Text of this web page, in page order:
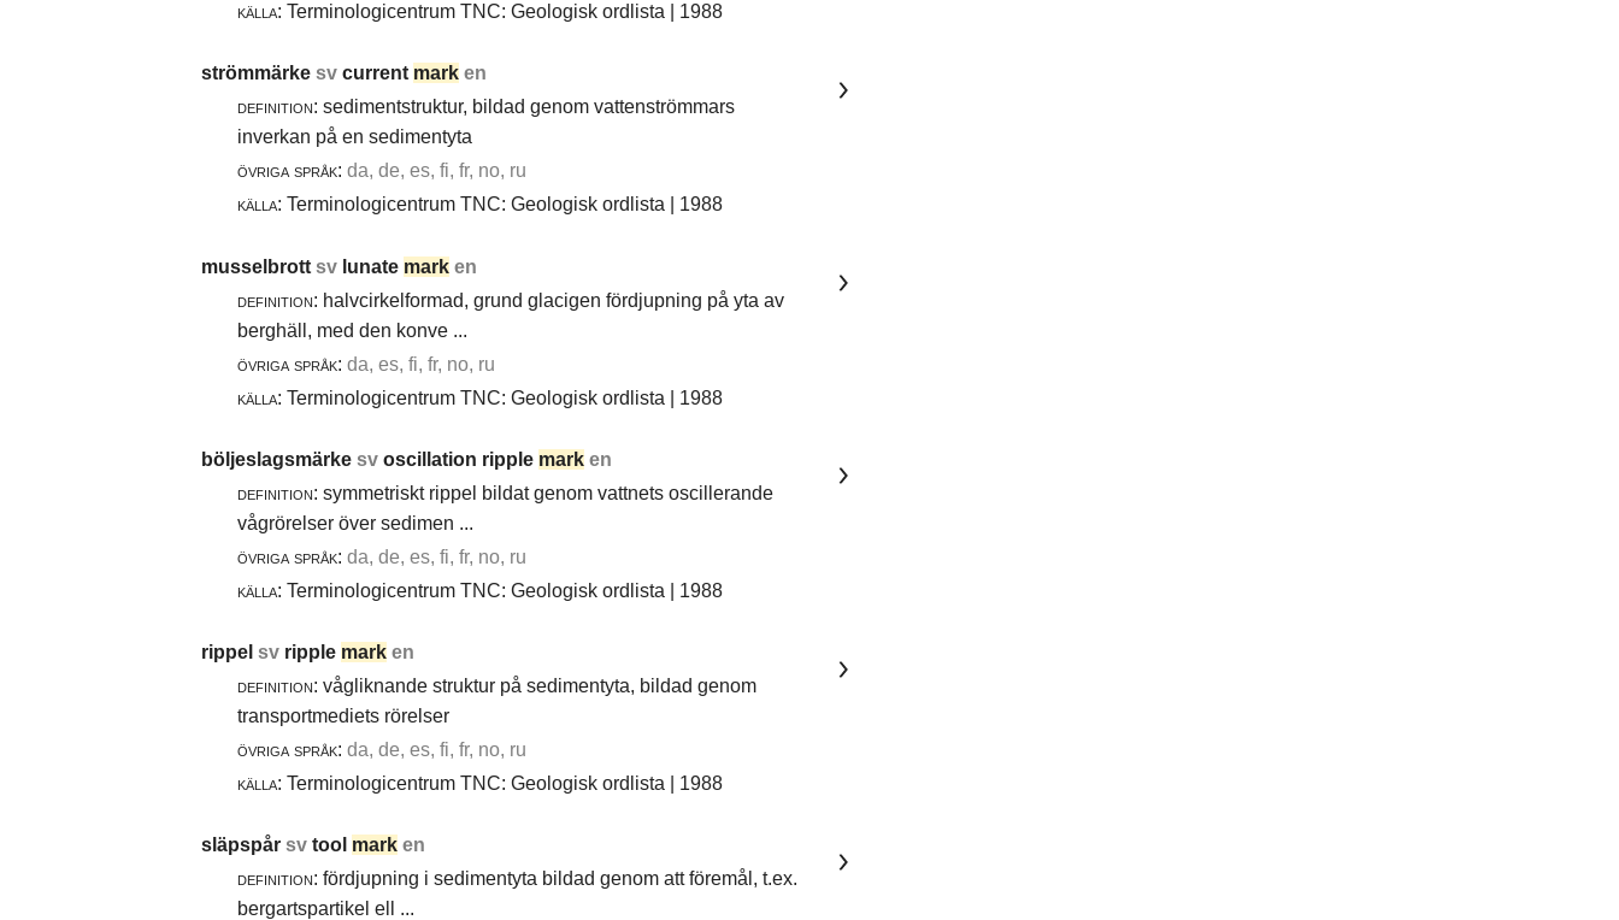
källa: Terminologicentrum TNC: Geologisk ordlista | 1988
strömmärke sv current mark en
definition: sedimentstruktur, bildad genom vattenströmmars
inverkan på en sedimentyta
övriga språk: da, de, es, fi, fr, no, ru
källa: Terminologicentrum TNC: Geologisk ordlista | 1988
musselbrott sv lunate mark en
definition: halvcirkelformad, grund glacigen fördjupning på yta av
berghäll, med den konve ...
övriga språk: da, es, fi, fr, no, ru
källa: Terminologicentrum TNC: Geologisk ordlista | 1988
böljeslagsmärke sv oscillation ripple mark en
definition: symmetriskt rippel bildat genom vattnets oscillerande
vågrörelser över sedimen ...
övriga språk: da, de, es, fi, fr, no, ru
källa: Terminologicentrum TNC: Geologisk ordlista | 1988
rippel sv ripple mark en
definition: vågliknande struktur på sedimentyta, bildad genom
transportmediets rörelser
övriga språk: da, de, es, fi, fr, no, ru
källa: Terminologicentrum TNC: Geologisk ordlista | 1988
släpspår sv tool mark en
definition: fördjupning i sedimentyta bildad genom att föremål, t.ex.
bergartspartikel ell ...